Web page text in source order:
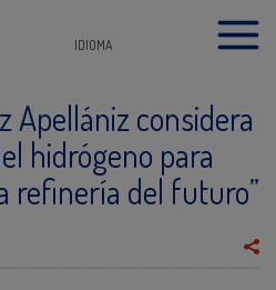
IDIOMA
Apellániz considera
hidrógeno para
refinería del futuro”